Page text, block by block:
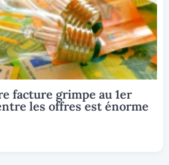
facture grimpe au 1er
les offres est énorme